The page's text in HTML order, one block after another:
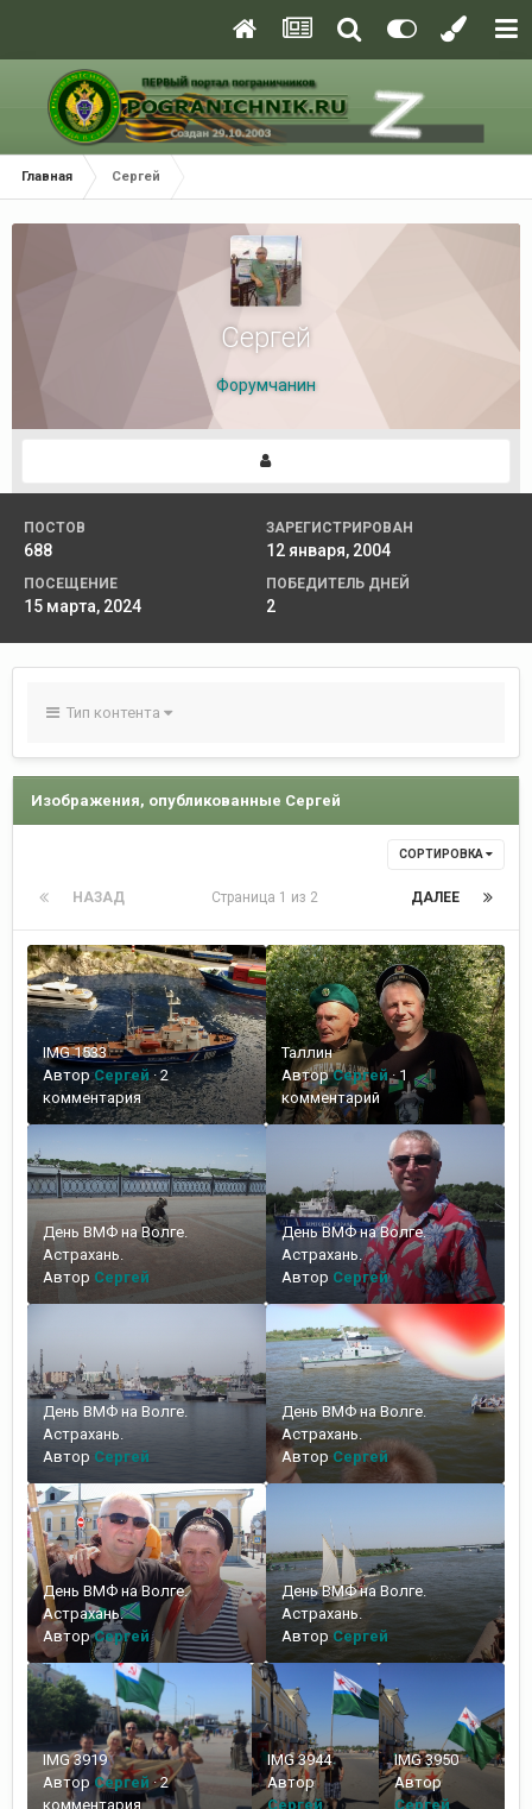
Главная Сергей
Сергей
Форумчанин
ПОСТОВ
688
ЗАРЕГИСТРИРОВАН
12 января, 2004
ПОСЕЩЕНИЕ
15 марта, 2024
ПОБЕДИТЕЛЬ ДНЕЙ
2
Тип контента
Изображения, опубликованные Сергей
СОРТИРОВКА
НАЗАД ДАЛЕЕ
Страница 1 из 2
IMG 1533
АвторСергей· 2
комментария
Таллин
АвторСергей·1
комментарий
День ВМФ на Волге.
Астрахань.
Автор Сергей
День ВМФ на Волге.
Астрахань.
Автор Сергей
День ВМФ на Волге.
Астрахань.
Автор Сергей
День ВМФ на Волге.
Астрахань.
АвторСергей
День ВМФ на Волге.
Астрахань.
АвторСергей
День ВМФ на Волге.
Астрахань.
Автор Сергей
IMG 3919
АвторСергей ·2
комментария
IMG 3944
Автор
Сергей
IMG 3950
Автор
Сергей